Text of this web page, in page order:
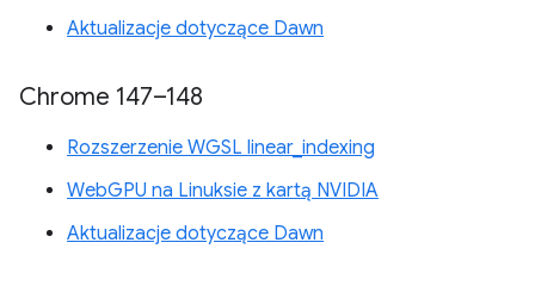
Aktualizacje dotyczące Dawn
Chrome 147–148
Rozszerzenie WGSL linear_indexing
WebGPU na Linuksie z kartą NVIDIA
Aktualizacje dotyczące Dawn